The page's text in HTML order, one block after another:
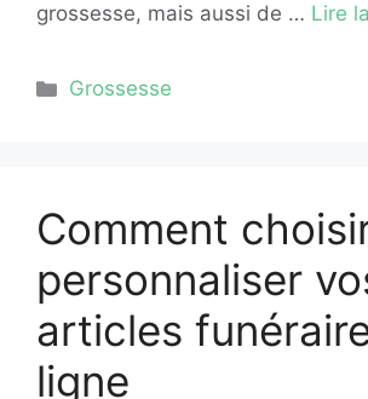
grossesse, mais aussi de … Lire
Catégories
Grossesse
Comment
personnaliser
articles
ligne